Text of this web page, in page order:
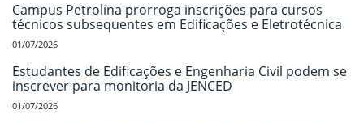
Campus Petrolina prorroga inscrições para cursos
técnicos subsequentes em Edificações e Eletrotécnica
01/07/2026
Estudantes de Edificações e Engenharia Civil podem se
inscrever para monitoria da JENCED
01/07/2026